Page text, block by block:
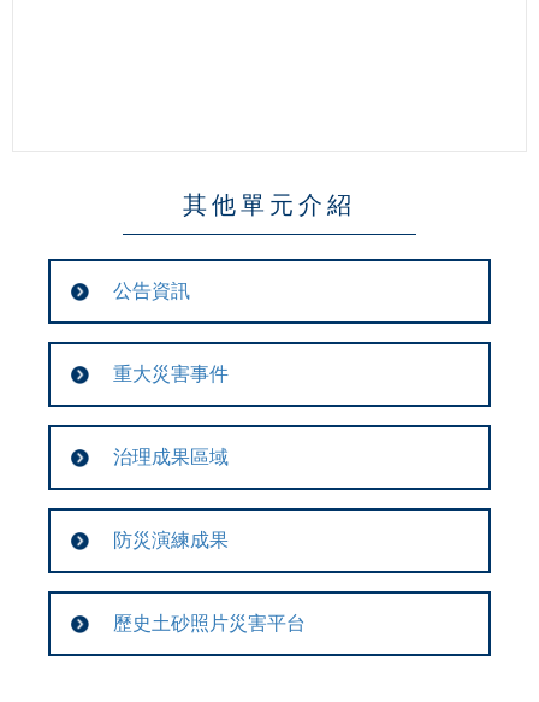
其他單元介紹
公告資訊
重大災害事件
治理成果區域
防災演練成果
歷史土砂照片災害平台